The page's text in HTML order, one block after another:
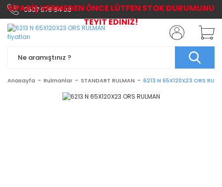
0507 576 64 03
Anasayfa Rulmanlar STANDART RULMAN 6213 N 65X120X23 ORS
SİPARİŞ VERMEDEN ÖNCE LÜTFEN STOK DURUMUNU
TEYİT EDİNİZ!